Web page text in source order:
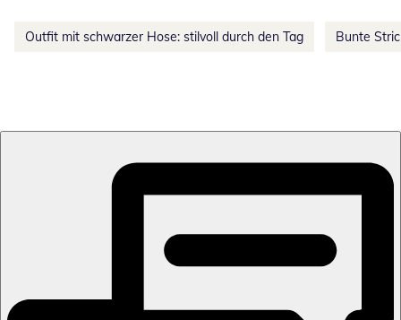
Outfit mit schwarzer Hose: stilvoll durch den Tag Bunte